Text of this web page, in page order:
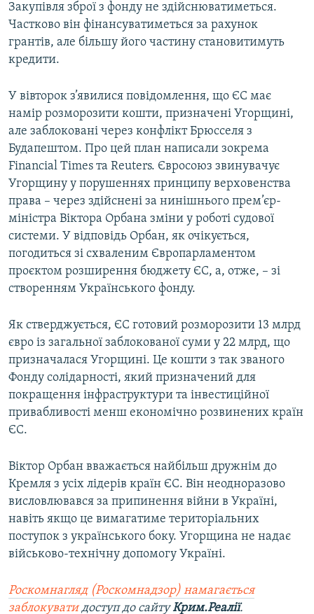
Закупівля зброї з фонду не здійснюватиметься.
Частково він фінансуватиметься за рахунок
грантів, але більшу його частину становитимуть
кредити.
У вівторок з’явилися повідомлення, що ЄС має
намір розморозити кошти, призначені Угорщині,
але заблоковані через конфлікт Брюсселя з
Будапештом. Про цей план написали зокрема
Financial Times та Reuters. Євросоюз звинувачує
Угорщину у порушеннях принципу верховенства
права – через здійснені за нинішнього прем’єр-
міністра Віктора Орбана зміни у роботі судової
системи. У відповідь Орбан, як очікується,
погодиться зі схваленим Європарламентом
проєктом розширення бюджету ЄС, а, отже, – зі
створенням Українського фонду.
Як стверджується, ЄС готовий розморозити 13 млрд
євро із загальної заблокованої суми у 22 млрд, що
призначалася Угорщині. Це кошти з так званого
Фонду солідарності, який призначений для
покращення інфраструктури та інвестиційної
привабливості менш економічно розвинених країн
ЄС.
Віктор Орбан вважається найбільш дружнім до
Кремля з усіх лідерів країн ЄС. Він неодноразово
висловлювався за припинення війни в Україні,
навіть якщо це вимагатиме територіальних
поступок з українського боку. Угорщина не надає
військово-технічну допомогу Україні.
Роскомнагляд (Роскомнадзор) намагається
заблокуватидоступ до сайтуКрим.Реалії.